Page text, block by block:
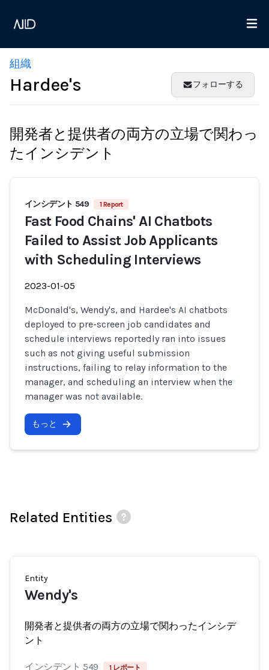
組織
Hardee's フォローする
開発者と提供者の両方の立場で関わっ
たインシデント
インシデント 549 1 Report
Fast Food Chains' AI Chatbots
Failed to Assist Job Applicants
with Scheduling Interviews
2023-01-05
McDonald's, Wendy's, and Hardee's AI chatbots
deployed to pre-screen job candidates and
schedule interviews reportedly ran into issues
such as not giving useful submission
instructions, failing to relay information to the
manager, and scheduling an interview when the
manager was not available.
もっと
Related Entities
Entity
Wendy's
開発者と提供者の両方の立場で関わったインシデ
ント
インシデント 549 1 レポート